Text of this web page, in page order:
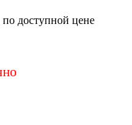
доступной цене